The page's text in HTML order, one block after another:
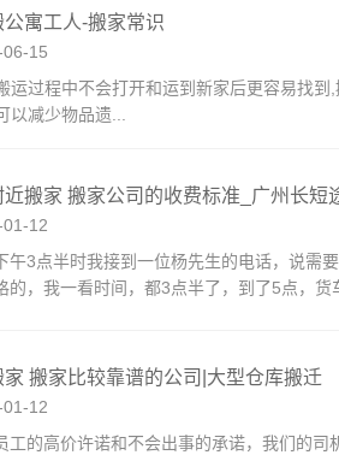
寓工人-搬家常识
06-15
过程中不会打开和运到新家后更容易找
以减少物品遗...
近搬家 搬家公司的收费标准_广州长短
01-12
午3点半时我接到一位杨先生的电话，说需
的，我一看时间，都3点半了，到了5点，货
家 搬家比较靠谱的公司|大型仓库搬迁
01-12
工的高价许诺和不会出事的承诺，我们的